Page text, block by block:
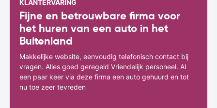
KLANTERVARING
Fijne en betrouwbare firma voor
het huren van een auto in het
Buitenland
Makkelijke website, eenvoudig telefonisch contact bij
vragen. Alles goed geregeld Vriendelijk personeel. Al
een paar keer via deze firma een auto gehuurd en tot
nu toe zeer tevreden